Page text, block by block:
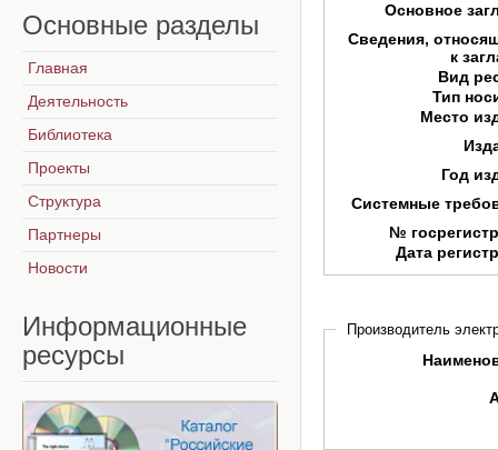
Основное
Сведения,
к
Вид
Тип
Место
Год
Системные
№
Дата
Производитель
Основные разделы
Главная
Деятельность
Библиотека
Проекты
Структура
Партнеры
Новости
Информационные
ресурсы